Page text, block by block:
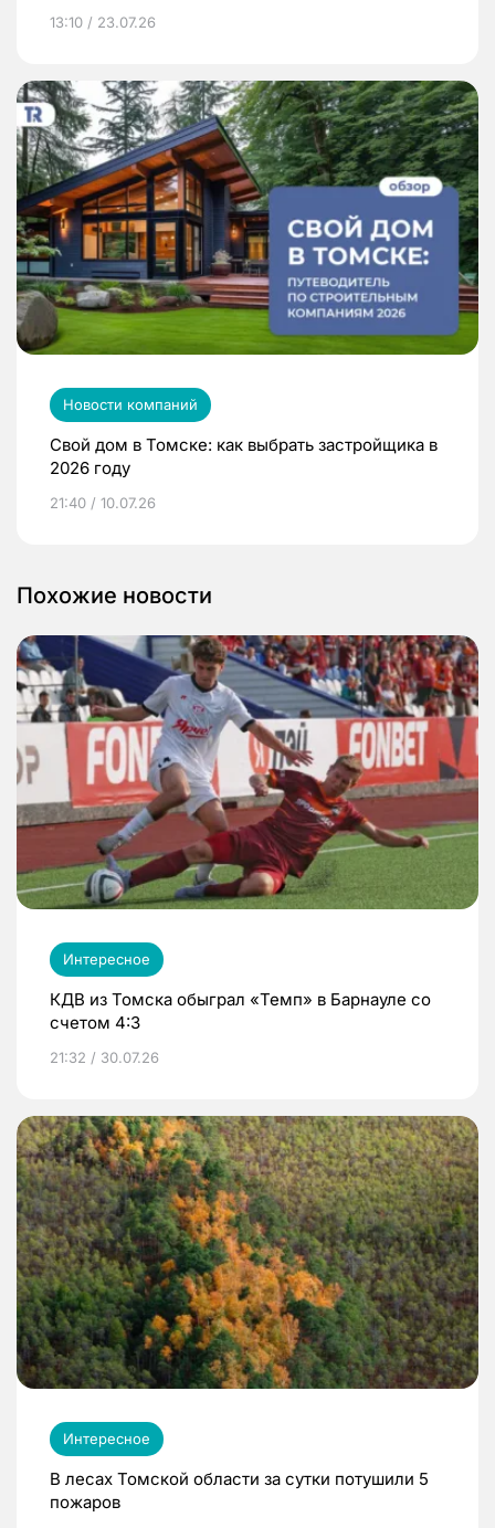
13:10 / 23.07.26
Новости компаний
Свой дом в Томске: как выбрать застройщика в
2026 году
21:40 / 10.07.26
Похожие новости
Интересное
КДВ из Томска обыграл «Темп» в Барнауле со
счетом 4:3
21:32 / 30.07.26
Интересное
В лесах Томской области за сутки потушили 5
пожаров